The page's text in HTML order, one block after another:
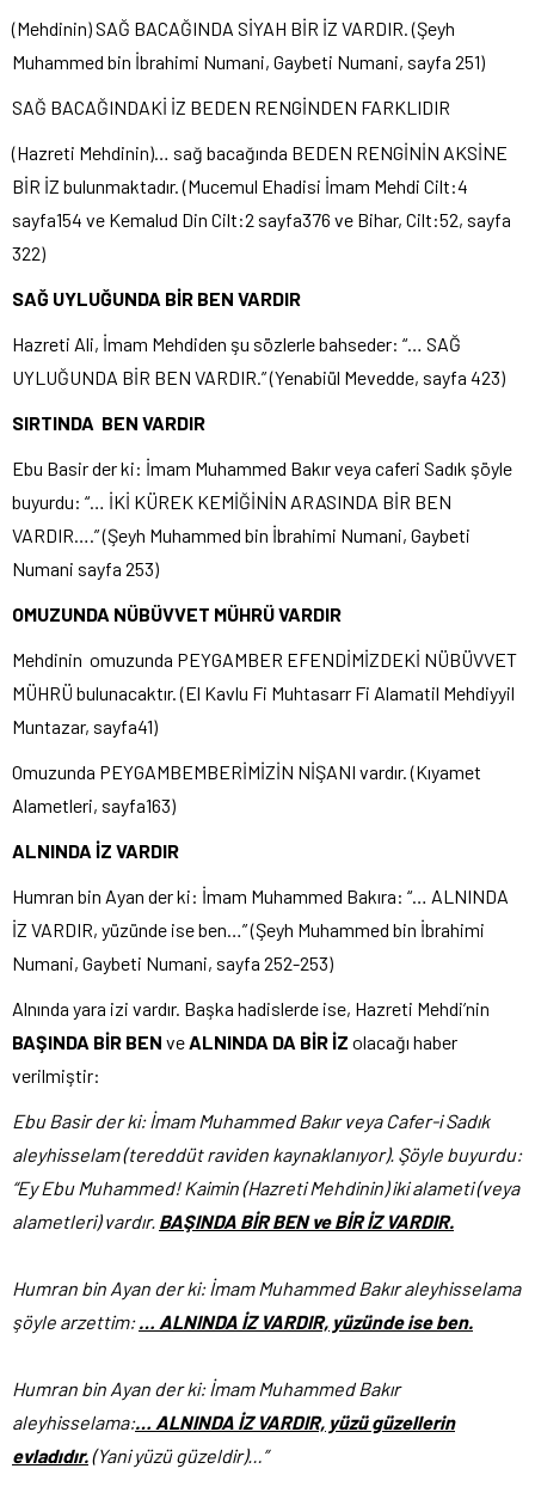
(Mehdinin) SAĞ BACAĞINDA SİYAH BİR İZ VARDIR. (Şeyh
Muhammed bin İbrahimi Numani, Gaybeti Numani, sayfa 251)
SAĞ BACAĞINDAKİ İZ BEDEN RENGİNDEN FARKLIDIR
(Hazreti Mehdinin)… sağ bacağında BEDEN RENGİNİN AKSİNE
BİR İZ bulunmaktadır. (Mucemul Ehadisi İmam Mehdi Cilt:4
sayfa154 ve Kemalud Din Cilt:2 sayfa376 ve Bihar, Cilt:52, sayfa
322)
SAĞ UYLUĞUNDA BİR BEN VARDIR
Hazreti Ali, İmam Mehdiden şu sözlerle bahseder: “… SAĞ
UYLUĞUNDA BİR BEN VARDIR.” (Yenabiül Mevedde, sayfa 423)
SIRTINDA BEN VARDIR
Ebu Basir der ki: İmam Muhammed Bakır veya caferi Sadık şöyle
buyurdu: “… İKİ KÜREK KEMİĞİNİN ARASINDA BİR BEN
VARDIR….” (Şeyh Muhammed bin İbrahimi Numani, Gaybeti
Numani sayfa 253)
OMUZUNDA NÜBÜVVET MÜHRÜ VARDIR
Mehdinin omuzunda PEYGAMBER EFENDİMİZDEKİ NÜBÜVVET
MÜHRÜ bulunacaktır. (El Kavlu Fi Muhtasarr Fi Alamatil Mehdiyyil
Muntazar, sayfa41)
Omuzunda PEYGAMBEMBERİMİZİN NİŞANI vardır. (Kıyamet
Alametleri, sayfa163)
ALNINDA İZ VARDIR
Humran bin Ayan der ki: İmam Muhammed Bakıra: “… ALNINDA
İZ VARDIR, yüzünde ise ben…” (Şeyh Muhammed bin İbrahimi
Numani, Gaybeti Numani, sayfa 252-253)
Alnında yara izi vardır. Başka hadislerde ise, Hazreti Mehdi’nin
BAŞINDA BİR BEN ve ALNINDA DA BİR İZ olacağı haber
verilmiştir:
Ebu Basir der ki: İmam Muhammed Bakır veya Cafer-i Sadık
aleyhisselam (tereddüt raviden kaynaklanıyor). Şöyle buyurdu:
“Ey Ebu Muhammed! Kaimin (Hazreti Mehdinin) iki alameti (veya
alametleri) vardır. BAŞINDA BİR BEN ve BİR İZ VARDIR.
Humran bin Ayan der ki: İmam Muhammed Bakır aleyhisselama
şöyle arzettim: … ALNINDA İZ VARDIR, yüzünde ise ben.
Humran bin Ayan der ki: İmam Muhammed Bakır
aleyhisselama:… ALNINDA İZ VARDIR, yüzü güzellerin
evladıdır.(Yani yüzü güzeldir)…”